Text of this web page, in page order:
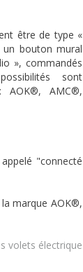
être de type «
un bouton mural
», commandés
sont
AOK®, AMC®,
"connecté
marque AOK®,
volets électrique